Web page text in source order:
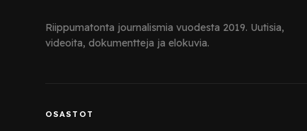
Riippumatonta journalismia vuodesta 2019. Uutisia,
videoita, dokumentteja ja elokuvia.
OSASTOT